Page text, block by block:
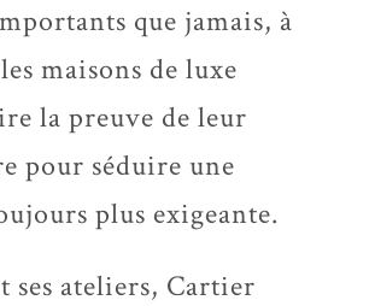
que jamais, à
maisons de luxe
la preuve de leur
pour séduire une
plus exigeante.
ses ateliers, Cartier